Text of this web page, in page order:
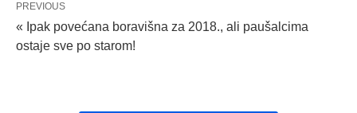
PREVIOUS
« Ipak povećana boravišna za 2018., ali paušalcima
ostaje sve po starom!